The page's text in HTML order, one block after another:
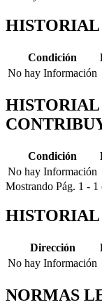
HISTORIAL
Condición
No hay Información
Condición
No hay Información
Mostrando Pág. 1 - 1
Dirección
No hay Información
NORMAS